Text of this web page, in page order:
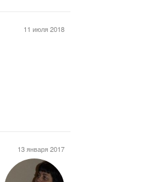
11 июля 2018
13 января 2017